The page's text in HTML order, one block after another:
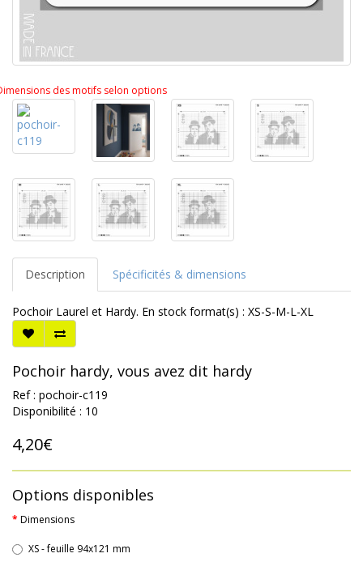
des motifs selon options
Description Spécificités & dimensions
Pochoir Laurel et Hardy. En stock format(s) : XS-S-M-L-XL
Pochoir hardy, vous avez dit hardy
Ref : pochoir-c119
Disponibilité : 10
4,20€
Options disponibles
Dimensions
XS - feuille 94x121 mm